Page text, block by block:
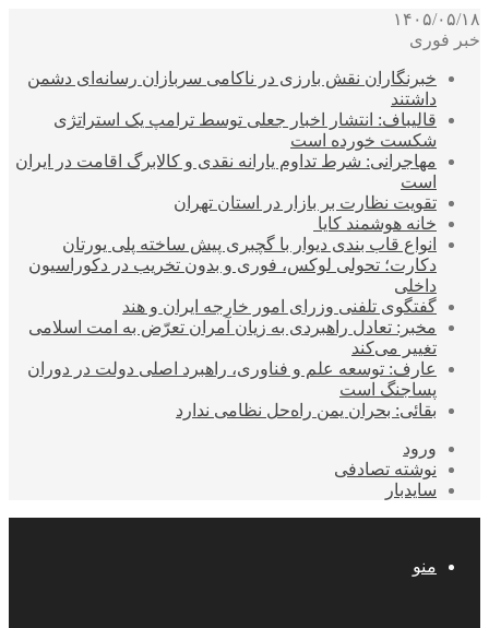
۱۴۰۵/۰۵/۱۸
خبر فوری
خبرنگاران نقش بارزی در ناکامی سربازان رسانه‌ای دشمن
داشتند
قالیباف: انتشار اخبار جعلی توسط ترامپ یک استراتژی
شکست خورده است
مهاجرانی: شرط تداوم یارانه نقدی و کالابرگ اقامت در ایران
است
تقویت نظارت بر بازار در استان تهران
خانه هوشمند کایا
انواع قاب بندی دیوار با گچبری پیش ساخته پلی یورتان
دکارت؛ تحولی لوکس، فوری و بدون تخریب در دکوراسیون
داخلی
گفتگوی تلفنی وزرای امور خارجه ایران و هند
مخبر: تعادل راهبردی به زیان آمران تعرّض به امت اسلامی
تغییر می‌کند
عارف: توسعه علم و فناوری، راهبرد اصلی دولت در دوران
پساجنگ است
بقائی: بحران یمن راه‌حل نظامی ندارد
ورود
نوشته تصادفی
سایدبار
منو